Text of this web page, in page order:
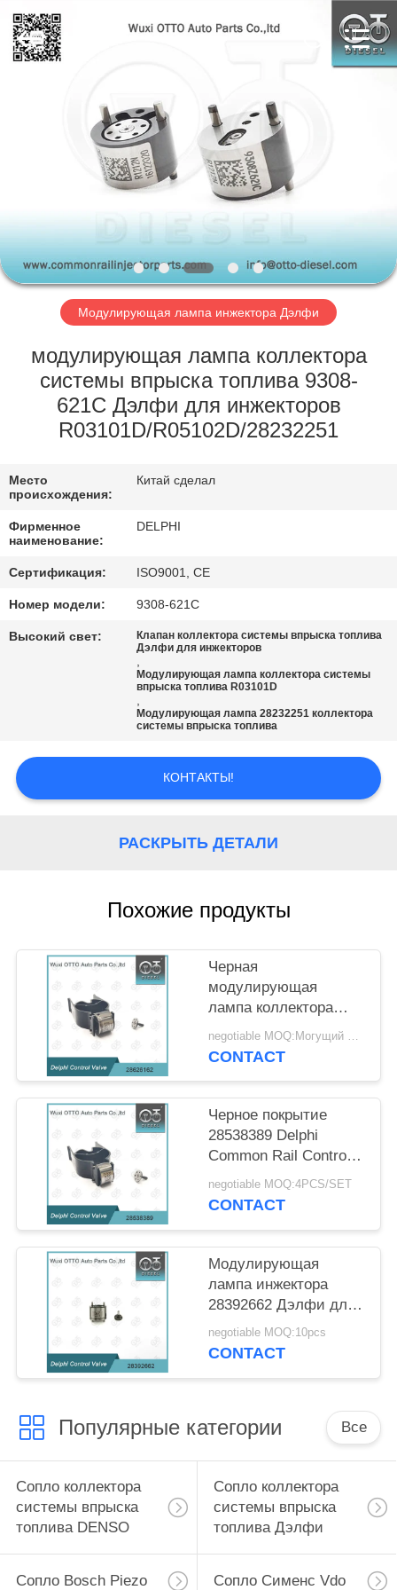
ПРОДУКТЫ
НАС
ЭКСКУРСИЯ
ЗАВОДУ
КОНТРОЛЬ
КАЧЕСТВА
СВЯЖИТЕСЬ
С
НАМИ
ЗАПРОСИТЕ
ЦИТАТУ
PRIVACY
POLICY
2023
2025
WUXI
Модулирующая лампа инжектора Дэлфи
модулирующая лампа коллектора
системы впрыска топлива 9308-
621C Дэлфи для инжекторов
R03101D/R05102D/28232251
Место
происхождения:
Китай сделал
Фирменное
наименование:
DELPHI
Сертификация: ISO9001, CE
Номер модели: 9308-621C
Высокий свет:
Клапан коллектора системы впрыска топлива
Дэлфи для инжекторов
,
Модулирующая лампа коллектора системы
впрыска топлива R03101D
,
Модулирующая лампа 28232251 коллектора
системы впрыска топлива
КОНТАКТЫ!
РАСКРЫТЬ ДЕТАЛИ
Похожие продукты
Черная
модулирующая
лампа коллектора
системы впрыска
топлива покрытия
R00001D/28307309
negotiable MOQ:Могущий быть предметом переговоров
CONTACT
Черное покрытие
28538389 Delphi
Common Rail Control
Valve для Delphi
Injector
negotiable MOQ:4PCS/SET
CONTACT
Модулирующая
лампа инжектора
28392662 Дэлфи для
инжектора
R00001D/28307309
negotiable MOQ:10pcs
CONTACT
Популярные категории Все
Сопло коллектора
системы впрыска
топлива DENSO
Сопло коллектора
системы впрыска
топлива Дэлфи
Сопло Bosch Piezo Сопло Сименс Vdo